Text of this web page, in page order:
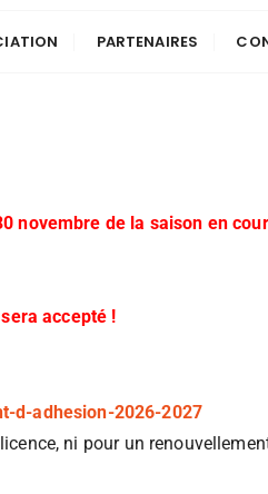
PARTENAIRES
novembre de la saison en
accepté !
d-adhesion-2026-2027
ni pour un